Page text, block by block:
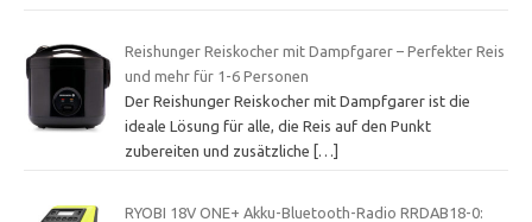
Reishunger Reiskocher mit Dampfgarer – Perfekter Reis
und mehr für 1-6 Personen
Der Reishunger Reiskocher mit Dampfgarer ist die
ideale Lösung für alle, die Reis auf den Punkt
zubereiten und zusätzliche
[…]
RYOBI 18V ONE+ Akku-Bluetooth-Radio RRDAB18-0: